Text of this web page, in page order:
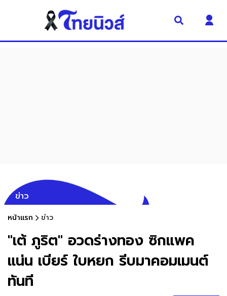
ข่าว
หน้าแรก ข่าว
"เต้ ภูริต" อวดร่างทอง ซิกแพค
แน่น เบียร์ ใบหยก รีบมาคอมเมนต์
ทันที